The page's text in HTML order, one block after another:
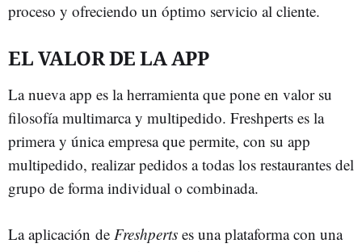
proceso y ofreciendo un óptimo servicio al cliente.
EL VALOR DE LA APP
La nueva app es la herramienta que pone en valor su
filosofía multimarca y multipedido. Freshperts es la
primera y única empresa que permite, con su app
multipedido, realizar pedidos a todas los restaurantes del
grupo de forma individual o combinada.
La aplicación de Freshperts es una plataforma con una